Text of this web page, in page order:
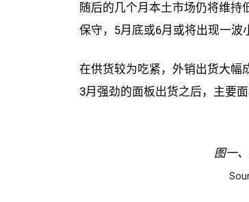
随后的几个月本土市场仍将维
保守，5月底或6月或将出现一波
在供货较为吃紧，外销出货大幅
3月强劲的面板出货之后，主要
图一